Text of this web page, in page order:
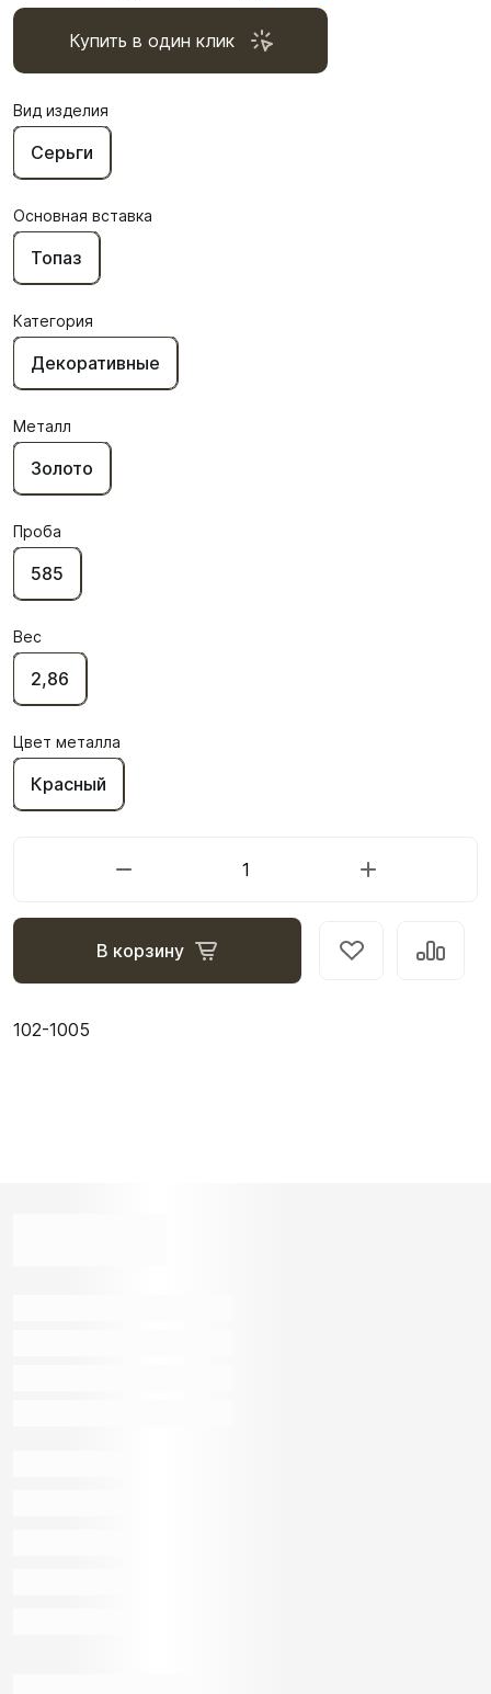
Купить в один клик
Вид изделия
Серьги
Основная вставка
Топаз
Категория
Декоративные
Металл
Золото
Проба
585
Вес
2,86
Цвет металла
Красный
В корзину
102-1005